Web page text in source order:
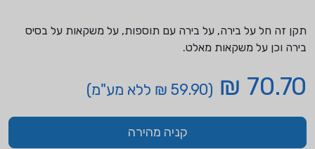
תקן זה חל על בירה, על בירה עם תוספות, על משקאות על בסיס
בירה וכן על משקאות מאלט.
70.70 ₪ (59.90 ₪ ללא מע"מ)
קניה מהירה